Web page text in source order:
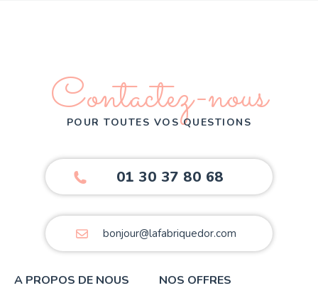
Contactez-nous
POUR TOUTES VOS QUESTIONS
01 30 37 80 68
bonjour@lafabriquedor.com
A PROPOS DE NOUS NOS OFFRES